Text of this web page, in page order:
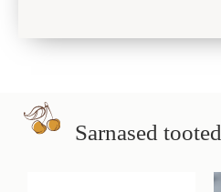
Sarnased tooted